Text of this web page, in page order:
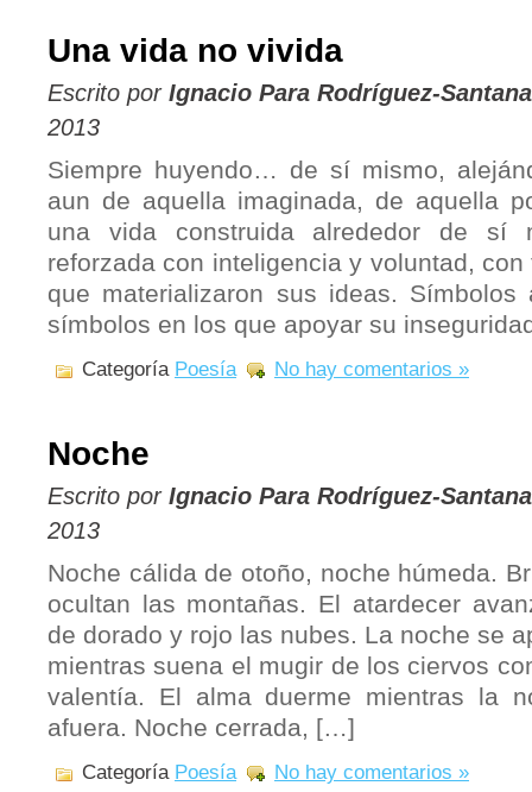
Una vida no vivida
Escrito por Ignacio Para Rodríguez-Santana
2013
Siempre huyendo… de sí mismo,
aun de aquella imaginada, de aquella
una vida construida alrededor de sí
reforzada con inteligencia y voluntad,
que materializaron sus ideas.
símbolos en los que apoyar su
Categoría Poesía No hay comentarios »
Noche
Escrito por Ignacio Para Rodríguez-Santana
2013
Noche cálida de otoño, noche húmeda.
ocultan las montañas. El atardecer
de dorado y rojo las nubes. La noche se
mientras suena el mugir de los ciervos
valentía. El alma duerme mientras la
afuera. Noche cerrada, […]
Categoría Poesía No hay comentarios »